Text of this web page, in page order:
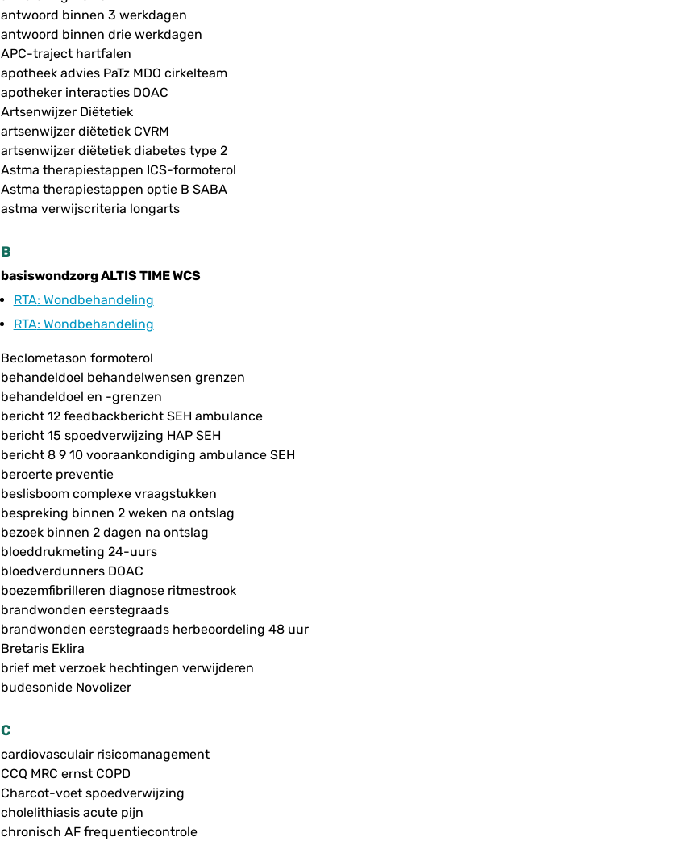
antwoord binnen 3 werkdagen
antwoord binnen drie werkdagen
APC-traject hartfalen
apotheek advies PaTz MDO cirkelteam
apotheker interacties DOAC
Artsenwijzer Diëtetiek
artsenwijzer diëtetiek CVRM
artsenwijzer diëtetiek diabetes type 2
Astma therapiestappen ICS-formoterol
Astma therapiestappen optie B SABA
astma verwijscriteria longarts
B
basiswondzorg ALTIS TIME WCS
RTA: Wondbehandeling
RTA: Wondbehandeling
Beclometason formoterol
behandeldoel behandelwensen grenzen
behandeldoel en -grenzen
bericht 12 feedbackbericht SEH ambulance
bericht 15 spoedverwijzing HAP SEH
bericht 8 9 10 vooraankondiging ambulance SEH
beroerte preventie
beslisboom complexe vraagstukken
bespreking binnen 2 weken na ontslag
bezoek binnen 2 dagen na ontslag
bloeddrukmeting 24-uurs
bloedverdunners DOAC
boezemfibrilleren diagnose ritmestrook
brandwonden eerstegraads
brandwonden eerstegraads herbeoordeling 48 uur
Bretaris Eklira
brief met verzoek hechtingen verwijderen
budesonide Novolizer
C
cardiovasculair risicomanagement
CCQ MRC ernst COPD
Charcot-voet spoedverwijzing
cholelithiasis acute pijn
chronisch AF frequentiecontrole